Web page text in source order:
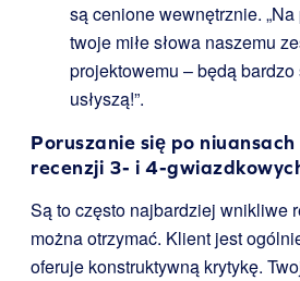
są cenione wewnętrznie.
twoje miłe słowa naszemu
projektowemu – będą
usłyszą!”.
Poruszanie się po
recenzji 3- i 4-
Są to często najbardziej wnikliwe
można otrzymać. Klient jest
oferuje konstruktywną krytykę.